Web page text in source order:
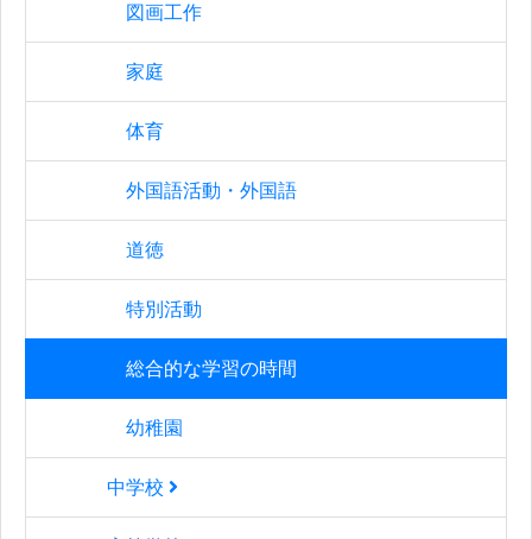
図画工作
家庭
体育
外国語活動・外国語
道徳
特別活動
総合的な学習の時間
幼稚園
中学校